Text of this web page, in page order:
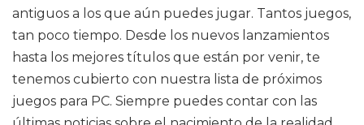
antiguos a los que aún puedes jugar. Tantos juegos,
tan poco tiempo. Desde los nuevos lanzamientos
hasta los mejores títulos que están por venir, te
tenemos cubierto con nuestra lista de próximos
juegos para PC. Siempre puedes contar con las